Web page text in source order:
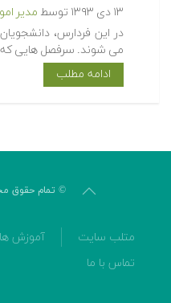
۱۳ دی ۱۳۹۳ توسط مدیر
در این فردارس،
می شوند. سرفصل هایی
ادامه مطلب
© تمام حقوق
متلب سایت آموزش
تماس با ما